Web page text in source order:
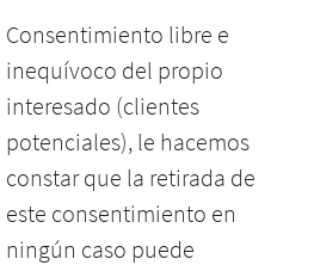
Consentimiento libre e
inequívoco del propio
interesado (clientes
potenciales), le hacemos
constar que la retirada de
este consentimiento en
ningún caso puede